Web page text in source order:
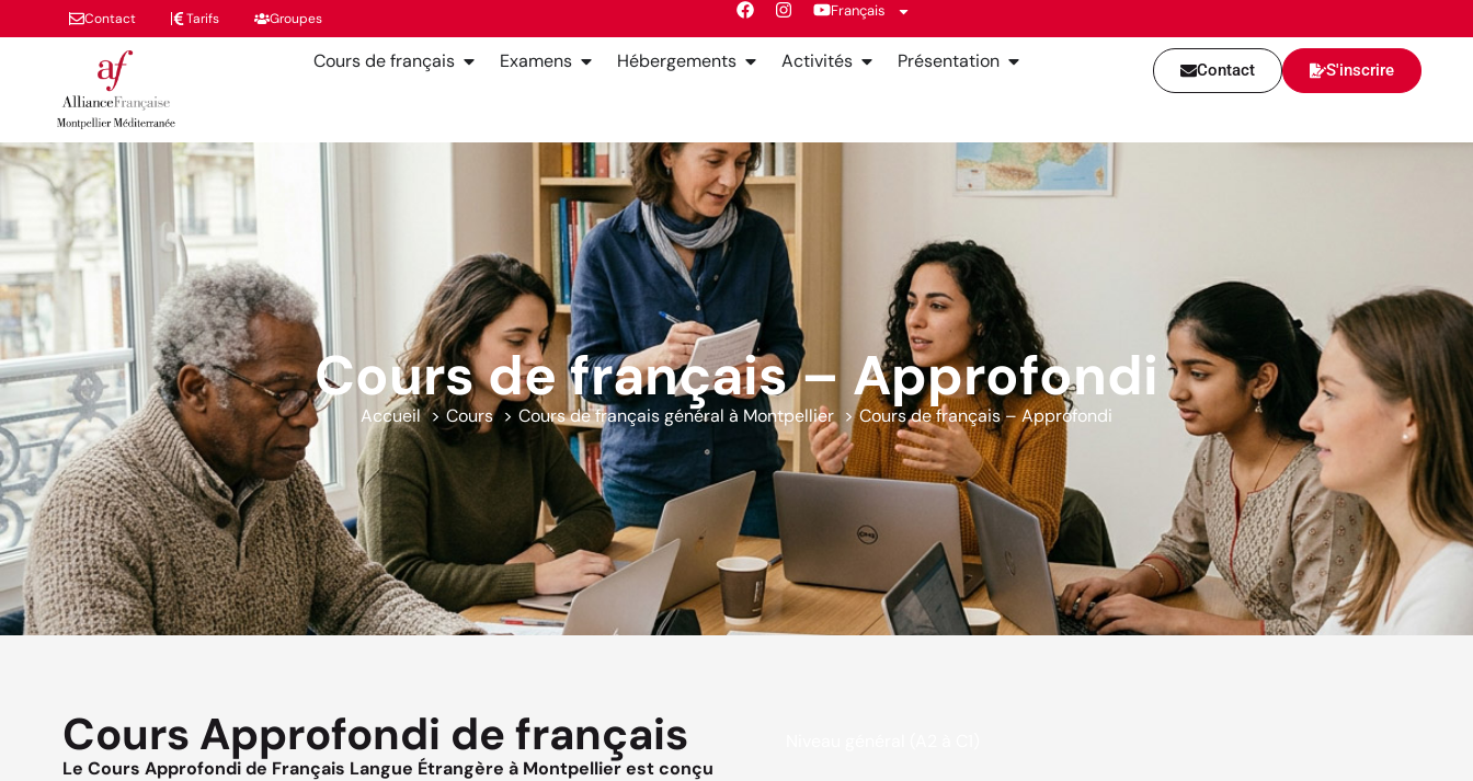
Contact Tarifs Groupes Français
Cours de français Examens Hébergements Activités Présentation Contact S'inscrire
Cours de français – Approfondi
Accueil Cours Cours de français général à Montpellier Cours de français – Approfondi
Cours Approfondi de français
Le Cours Approfondi de Français Langue Étrangère à Montpellier est conçu